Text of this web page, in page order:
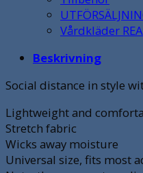
Vårdkläder REA
Beskrivning
Social distance in style
Lightweight and
Stretch fabric
Wicks away moisture
Universal size, fits most